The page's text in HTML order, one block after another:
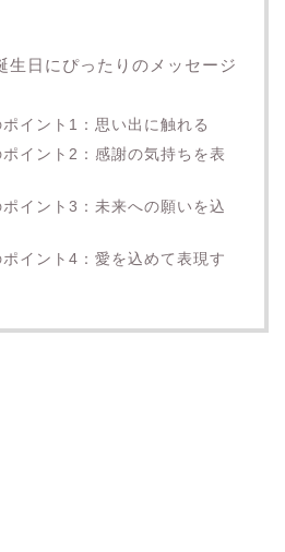
生日にぴったりのメッセージ
イント1：思い出に触れる
イント2：感謝の気持ちを表
イント3：未来への願いを込
イント4：愛を込めて表現す